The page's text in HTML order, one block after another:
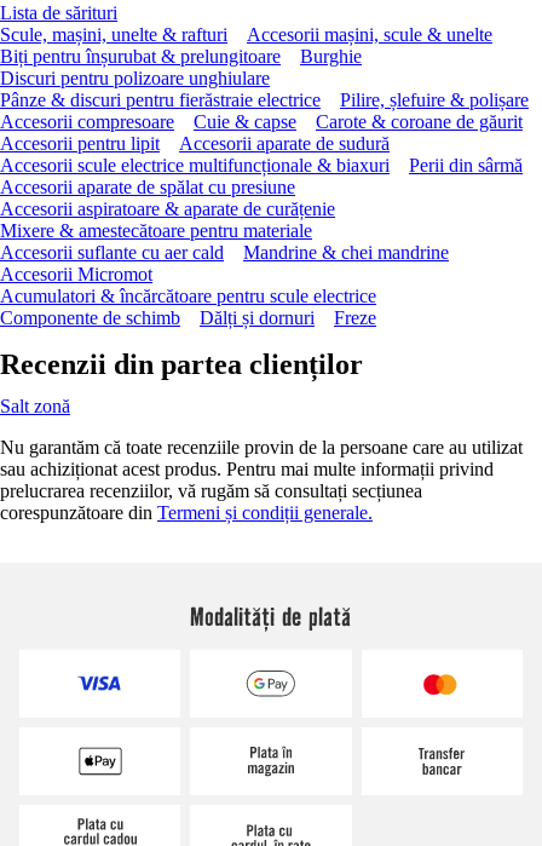
Lista de sărituri
Scule, mașini, unelte & rafturi
Accesorii mașini, scule & unelte
Biți pentru înșurubat & prelungitoare
Burghie
Discuri pentru polizoare unghiulare
Pânze & discuri pentru fierăstraie electrice
Pilire, șlefuire & polișare
Accesorii compresoare
Cuie & capse
Carote & coroane de găurit
Accesorii pentru lipit
Accesorii aparate de sudură
Accesorii scule electrice multifuncționale & biaxuri
Perii din sârmă
Accesorii aparate de spălat cu presiune
Accesorii aspiratoare & aparate de curățenie
Mixere & amestecătoare pentru materiale
Accesorii suflante cu aer cald
Mandrine & chei mandrine
Accesorii Micromot
Acumulatori & încărcătoare pentru scule electrice
Componente de schimb
Dălți și dornuri Freze
Recenzii din partea clienților
Salt zonă
Nu garantăm că toate recenziile provin de la persoane care au utilizat
sau achiziționat acest produs. Pentru mai multe informații privind
prelucrarea recenziilor, vă rugăm să consultați secțiunea
corespunzătoare din Termeni și condiții generale.
Modalități de plată